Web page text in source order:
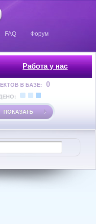
FAQ Форум
Работа у нас
В БАЗЕ: 0
ПОКАЗАТЬ